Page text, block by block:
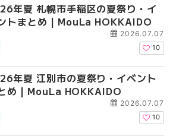
年夏 札幌市手稲区の夏祭り・イ
トまとめ | MouLa HOKKAIDO
2026.07.07
10
年夏 江別市の夏祭り・イベント
め | MouLa HOKKAIDO
2026.07.07
10
2026年夏 札幌市中央
ベントまとめ |
2026年夏 札幌市南区
ントまとめ | MouLa
2026年夏 札幌市東区
ントまとめ | MouLa
2026年夏 札幌市南区
ントまとめ | MouLa